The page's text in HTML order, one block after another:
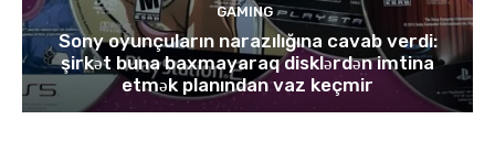
GAMING
Sony oyunçuların narazılığına cavab verdi:
şirkət buna baxmayaraq disklərdən imtina
etmək planından vaz keçmir